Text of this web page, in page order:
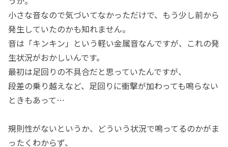
小さな音なので気づいてなかっただけで、もう少し前から
発生していたのかも知れません。
音は「キンキン」という軽い金属音なんですが、これの発
生状況がおかしいんです。
最初は足回りの不具合だと思っていたんですが、
段差の乗り越えなど、足回りに衝撃が加わっても鳴らない
ときもあって…
規則性がないというか、どういう状況で鳴ってるのかがま
ったくわからず、